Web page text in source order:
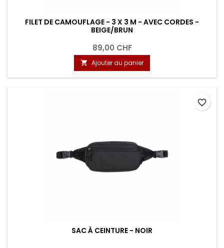
FILET DE CAMOUFLAGE - 3 X 3 M - AVEC CORDES -
BEIGE/BRUN
89,00 CHF
 Ajouter au panier
SAC À CEINTURE - NOIR
favorite_border